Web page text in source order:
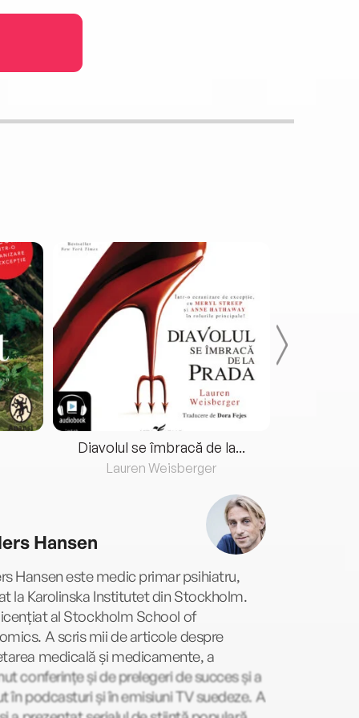
Diavolul se îmbracă de la...
Lauren Weisberger
Hansen
Hansen este medic primar psihiatru,
la Karolinska Institutet din Stockholm.
al Stockholm School of
A scris mii de articole despre
medicală și medicamente, a
conferințe și de prelegeri de succes și a
în podcasturi și în emisiuni TV suedeze. A